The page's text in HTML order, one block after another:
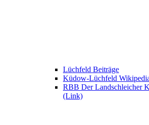
Lüchfeld Beiträge
Küdow-Lüchfeld
RBB Der Landschleicher
(Link)